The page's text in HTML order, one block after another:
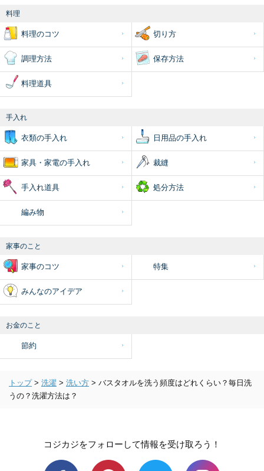
料理
料理のコツ 切り方
調理方法 保存方法
料理道具
手入れ
衣類の手入れ 日用品の手入れ
家具・家電の手入れ 裁縫
手入れ道具 処分方法
編み物
家事のこと
家事のコツ 特集
みんなのアイデア
お金のこと
節約
トップ > 洗濯 > 洗い方 > バスタオルを洗う頻度はどれくらい？毎日洗
うの？洗濯方法は？
コジカジをフォローして情報を受け取ろう！